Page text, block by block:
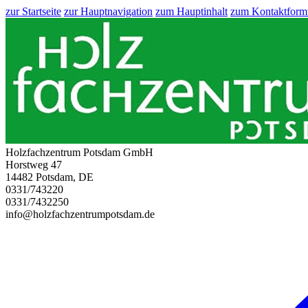
zur Startseite zur Hauptnavigation zum Hauptinhalt zum
Holzfachzentrum Potsdam GmbH
Horstweg 47
14482 Potsdam, DE
0331/743220
0331/7432250
info@holzfachzentrumpotsdam.de